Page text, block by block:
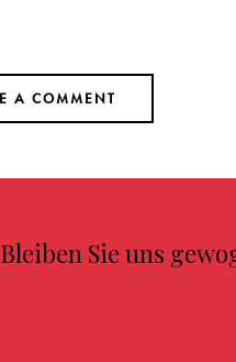
Bleiben Sie uns